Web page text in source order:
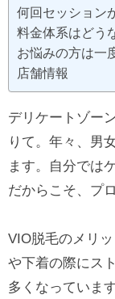
何回セッション
料金体系はどう
お悩みの方は一
店舗情報
デリケートゾー
りて。年々、男
ます。自分では
だからこそ、プ
VIO脱毛のメリ
や下着の際にス
多くなっていま